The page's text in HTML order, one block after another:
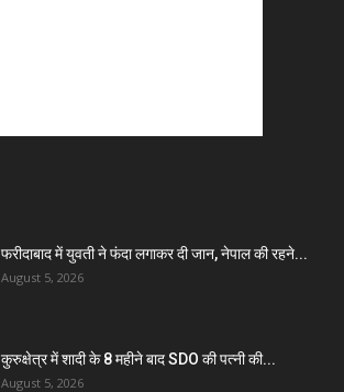
फरीदाबाद में युवती ने फंदा लगाकर दी जान, नेपाल की रहने...
August 5, 2026
कुरुक्षेत्र में शादी के 8 महीने बाद SDO की पत्नी की...
August 5, 2026